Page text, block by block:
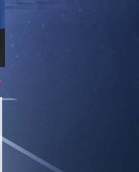
sa préparation de
pour une série de
mettra ensuite le cap sur la